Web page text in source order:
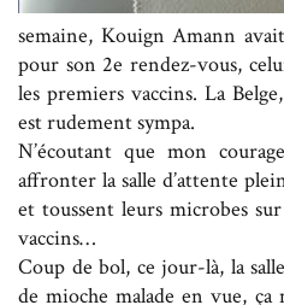
semaine, Kouign Amann
pour son 2e rendez-vous,
les premiers vaccins. La
est rudement sympa.
N’écoutant que mon
affronter la salle d’attente
et toussent leurs microbes
vaccins…
Coup de bol, ce jour-là, la
de mioche malade en vue,